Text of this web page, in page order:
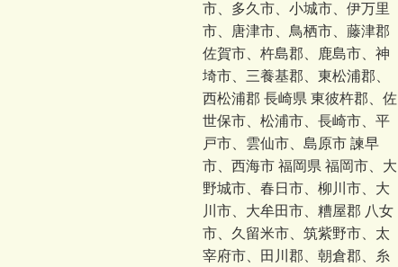
市、多久市、小城市、伊万里
市、唐津市、鳥栖市、藤津郡
佐賀市、杵島郡、鹿島市、神
埼市、三養基郡、東松浦郡、
西松浦郡 長崎県 東彼杵郡、佐
世保市、松浦市、長崎市、平
戸市、雲仙市、島原市 諫早
市、西海市 福岡県 福岡市、大
野城市、春日市、柳川市、大
川市、大牟田市、糟屋郡 八女
市、久留米市、筑紫野市、太
宰府市、田川郡、朝倉郡、糸